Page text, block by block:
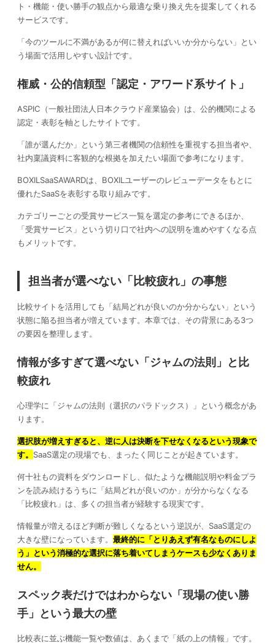
ト・機能・使い勝手の観点から最適な乗り換え先を提案してくれる
サービスです。
「今のツールに不満があるが何に替えればいいか分からない」とい
う場面で活用しやすい設計です。
権威・公的信頼型「認定・アワード系サイト」
ASPIC（一般社団法人日本クラウド産業協会）は、公的機関による
認定・表彰を軸としたサイトです。
「誰が選んだか」という第三者機関の信頼性を重視する担当者や、
社内稟議資料に客観的な根拠を加えたい場面で参考になります。
BOXILSaaSAWARDは、BOXILユーザーのレビューデータをもとに
優れたSaaSを表彰する取り組みです。
カテゴリーごとの受賞サービス一覧を選定の参考にできるほか、
「受賞サービス」という切り口で社内への説明を進めやすくなる点
もメリットです。
担当者が選べない「比較疲れ」の事態
比較サイトを活用しても「結局どれが良いのか分からない」という
状態に陥る担当者が増えています。本章では、その背景にある3つ
の要因を整理します。
情報が多すぎて選べない「ジャムの法則」と比
較疲れ
心理学に「ジャムの法則（選択のパラドックス）」という概念があ
ります。
選択肢が増えすぎると、逆に人は決断を下せなくなるという現象で
す。 SaaS選定の現場でも、まったく同じことが起きています。
何十社もの資料をダウンロードし、似たような機能説明や料金プラ
ンを読み続けるうちに「結局どれが良いのか」が分からなくなる
「比較疲れ」は、多くの担当者が経験する現実です。
情報量が増えるほど判断が難しくなるという逆説が、SaaS選定の
大きな壁になっています。 最終的に「とりあえず有名なものにしよ
う」という消極的な選択に落ち着いてしまうケースも少なくありま
せん。
スペック表だけではわからない「現場の使い勝
手」という最大の壁
比較表に並ぶ機能一覧や数値は、あくまで「紙の上の情報」です。